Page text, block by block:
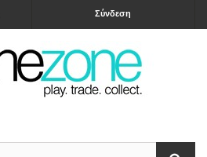
Σύνδεση